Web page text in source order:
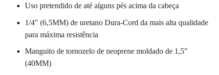
Uso pretendido de até alguns pés acima da cabeça
1/4″ (6,5MM) de uretano Dura-Cord da mais alta qualidade
para máxima resistência
Manguito de tornozelo de neoprene moldado de 1,5″
(40MM)